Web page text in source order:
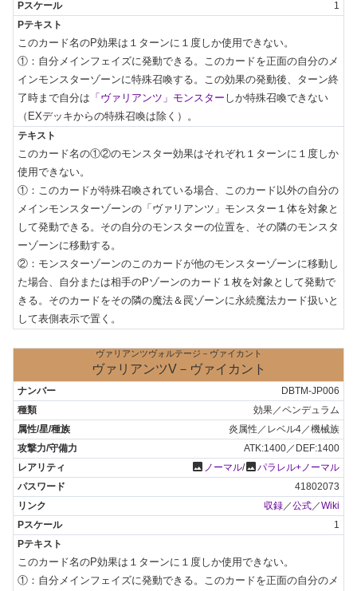
1
このカード名のP効果は１ターンに１度しか使用できない。
①：自分メインフェイズに発動できる。このカードを正面の自分のメ
インモンスターゾーンに特殊召喚する。この効果の発動後、ターン終
了時まで自分は 「ヴァリアンツ」モンスター しか特殊召喚できない
（EXデッキからの特殊召喚は除く）。
このカード名の①②のモンスター効果はそれぞれ１ターンに１度しか
使用できない。
①：このカードが特殊召喚されている場合、このカード以外の自分の
メインモンスターゾーンの「ヴァリアンツ」モンスター１体を対象と
して発動できる。その自分のモンスターの位置を、その隣のモンスタ
ーゾーンに移動する。
②：モンスターゾーンのこのカードが他のモンスターゾーンに移動し
た場合、自分または相手のPゾーンのカード１枚を対象として発動で
きる。そのカードをその隣の魔法＆罠ゾーンに永続魔法カード扱いと
して表側表示で置く。
ヴァリアンツヴォルテージ－ヴァイカント
ヴァリアンツV－ヴァイカント
DBTM-JP006
効果／ペンデュラム
炎属性／レベル4／機械族
ATK:1400／DEF:1400
photo ノーマル/photoパラレル+ノーマル
41802073
収録 ／公式 ／Wiki
1
このカード名のP効果は１ターンに１度しか使用できない。
①：自分メインフェイズに発動できる。このカードを正面の自分のメ